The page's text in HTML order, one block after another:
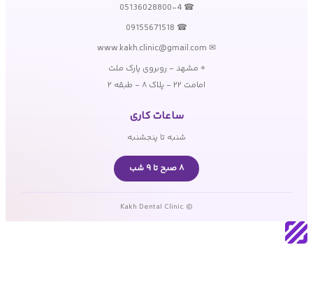
☎ 05136028800-4
☎ 09155671518
✉ www.kakh.clinic@gmail.com
⌖ مشهد - روبروی پارک ملت
امامت ۲۲ - پلاک ۸ - طبقه ۲
ساعات کاری
شنبه تا پنجشنبه
۸ صبح تا ۹ شب
© Kakh Dental Clinic